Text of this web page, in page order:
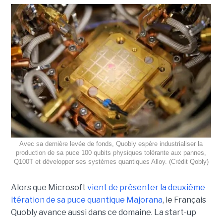
Avec sa dernière levée de fonds, Quobly espère industrialiser la
production de sa puce 100 qubits physiques tolérante aux pannes,
Q100T et développer ses systèmes quantiques Alloy. (Crédit Qobly)
Alors que Microsoft vient de présenter la deuxième
itération de sa puce quantique Majorana, le Français
Quobly avance aussi dans ce domaine. La start-up